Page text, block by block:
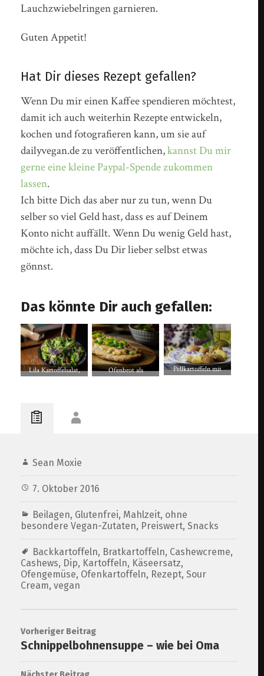
Lauchzwiebelringen garnieren.
Guten Appetit!
Hat Dir dieses Rezept gefallen?
Wenn Du mir einen Kaffee spendieren möchtest,
damit ich auch weiterhin Rezepte entwickeln,
kochen und fotografieren kann, um sie auf
dailyvegan.de zu veröffentlichen,kannst Du mir
gerne eine kleine Paypal-Spende zukommen
lassen.
Ich bitte Dich das aber nur zu tun, wenn Du
selber so viel Geld hast, dass es auf Deinem
Konto nicht auffällt. Wenn Du wenig Geld hast,
möchte ich, dass Du Dir lieber selbst etwas
gönnst.
Das könnte Dir auch gefallen:
Lila Kartoffelsalat,
Ofenbrot als
Pellkartoffeln mit
Sean Moxie
7. Oktober 2016
Beilagen, Glutenfrei, Mahlzeit, ohne
besondere Vegan-Zutaten, Preiswert,Snacks
Backkartoffeln, Bratkartoffeln, Cashewcreme,
Cashews, Dip, Kartoffeln, Käseersatz,
Ofengemüse, Ofenkartoffeln, Rezept,Sour
Cream,vegan
Vorheriger Beitrag
Schnippelbohnensuppe – wie bei Oma